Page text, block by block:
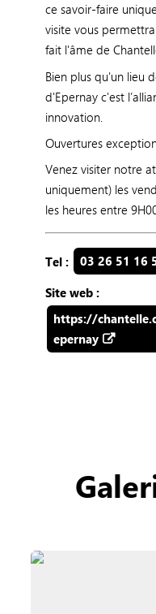
ce savoir-faire
visite vous
fait l'âme de
Bien plus qu'un lieu
d'Epernay c'est
innovation.
Ouvertures
Venez visiter notre
uniquement) les
les heures entre
Tel :
03 26 51 16
Site web :
https://
epernay